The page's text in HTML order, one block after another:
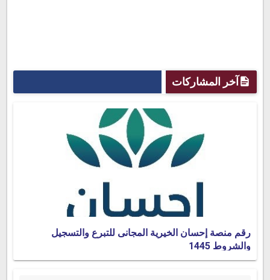
آخر المشاركات
رقم منصة إحسان الخيرية المجانى للتبرع والتسجيل
والشروط 1445